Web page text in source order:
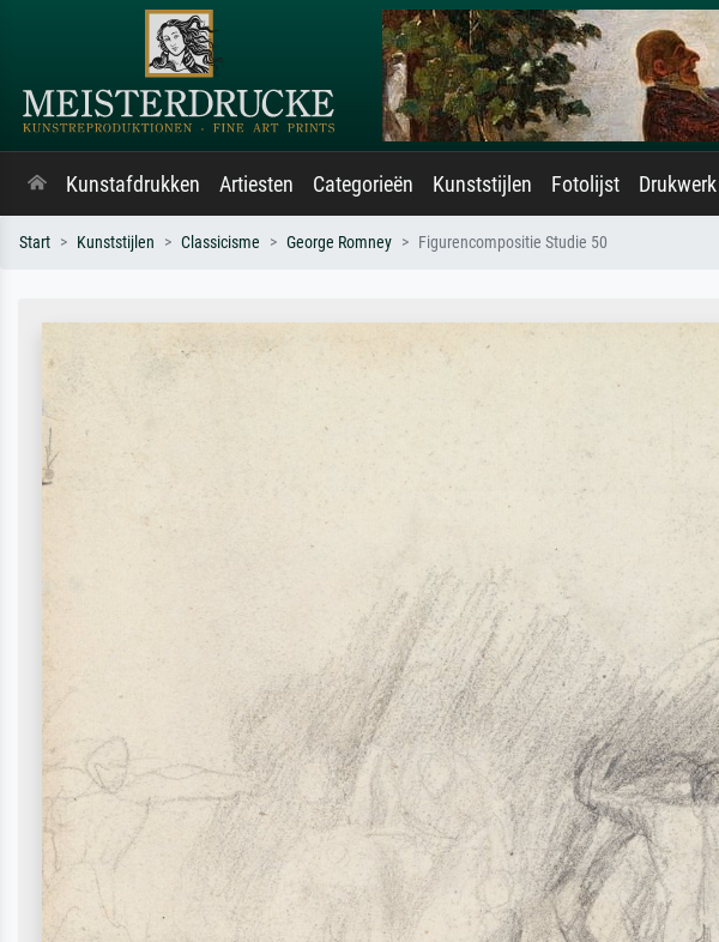
Kunstafdrukken Artiesten Categorieën Kunststijlen Fotolijst Drukwerk
Start Kunststijlen Classicisme George Romney Figurencompositie Studie 50